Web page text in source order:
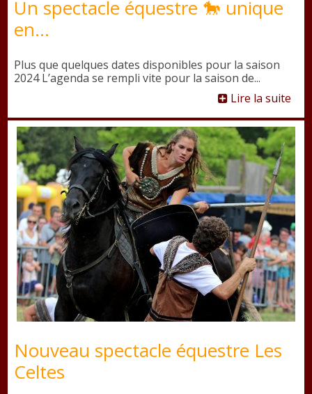
Un spectacle équestre 🐎 unique
en...
Plus que quelques dates disponibles pour la saison
2024 L’agenda se rempli vite pour la saison de...
Lire la suite
Nouveau spectacle équestre Les
Celtes